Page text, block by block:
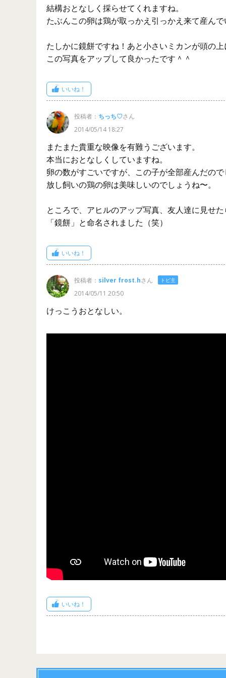
結構おとなしく採らせてくれますね。
たぶんこの卵は鶏が取っかえ引っかえ来て産ん
たしかに鏡餅ですね！あと小さいミカンが頭の
この写真をアップして良かったです＾＾
いいね！
投稿者： ちっち♡さん
2014/05/14 18:27
またまた貴重な映像を有難うございます。
本当におとなしくしていますね。
卵の数がすごいですが、この子が全部産んだの
放し飼いの鶏の卵は美味しいのでしょうね〜。
ところで、アヒルのアップ写真、友人達に見せ
「鏡餅」と命名されました（笑）
いいね！
投稿者： silver frost.hさん トピ主
2014/05/11 20:50
けっこうおとなしい。
コメントは動画の下に表示されます(全角20文字
いいね！